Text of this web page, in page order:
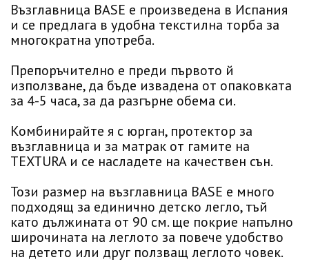
Възглавница BASE е произведена в Испания
и се предлага в удобна текстилна торба за
многократна употреба.
Препоръчително е преди първото й
използване, да бъде извадена от опаковката
за 4-5 часа, за да разгърне обема си.
Комбинирайте я с юрган, протектор за
възглавница и за матрак от гамите на
TEXTURA и се насладете на качествен сън.
Този размер на възглавница BASE е много
подходящ за единично детско легло, тъй
като дължината от 90 см. ще покрие напълно
широчината на леглото за повече удобство
на детето или друг ползващ леглото човек.